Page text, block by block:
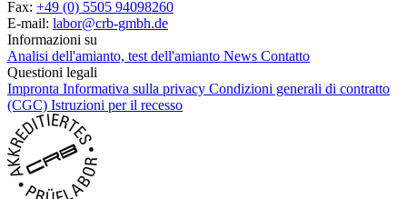
Fax: +49 (0) 5505 94098260
E-mail: labor@crb-gmbh.de
Informazioni su
Analisi dell'amianto, test dell'amianto News Contatto
Questioni legali
Impronta Informativa sulla privacy Condizioni generali di contratto
(CGC) Istruzioni per il recesso